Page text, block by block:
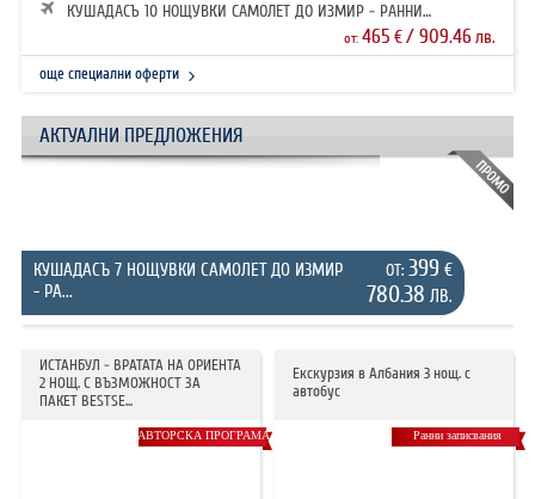
КУШАДАСЪ 10 НОЩУВКИ САМОЛЕТ ДО ИЗМИР - РАННИ
от:465 €/ 909.46лв.
още специални оферти
АКТУАЛНИ ПРЕДЛОЖЕНИЯ
КУШАДАСЪ 7 НОЩУВКИ САМОЛЕТ ДО ИЗМИР
- РА...
ОТ: 399 €
780.38 ЛВ.
ИСТАНБУЛ - ВРАТАТА НА ОРИЕНТА
2 НОЩ. С ВЪЗМОЖНОСТ ЗА
ПАКЕТ BESTSE...
АВТОРСКА ПРОГРАМА
Екскурзия в Албания 3 нощ. с
автобус
Ранни записвания